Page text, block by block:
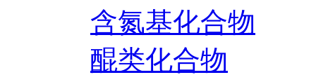
含氮基化合物
醌类化合物